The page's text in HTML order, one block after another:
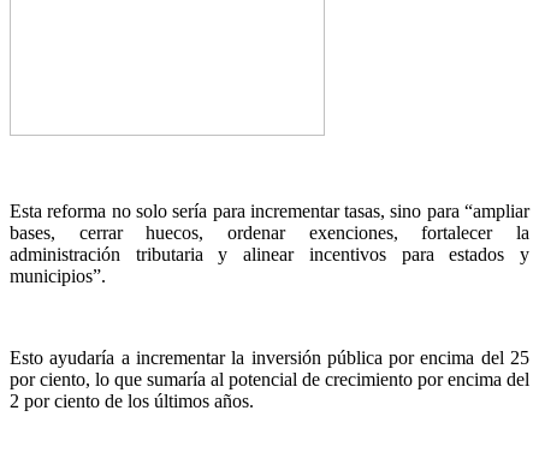
Esta reforma no solo sería para incrementar tasas, sino para “ampliar
bases, cerrar huecos, ordenar exenciones, fortalecer la
administración tributaria y alinear incentivos para estados y
municipios”.
Esto ayudaría a incrementar la inversión pública por encima del 25
por ciento, lo que sumaría al potencial de crecimiento por encima del
2 por ciento de los últimos años.